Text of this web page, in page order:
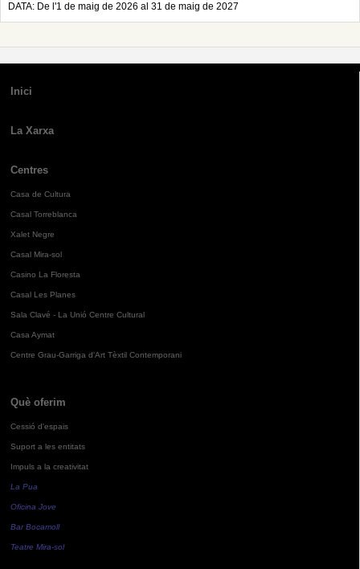
DATA: De l'1 de maig de 2026 al 31 de maig de 2027
Inici
La Xarxa
Centres
Casa de Cultura
Casal Torreblanca
Xalet Negre
Casal Mira-sol
Casino La Floresta
Casal Les Planes
Sala Clavé - La Unió Centre Cultural
Casa Aymat
Centre Grau-Garriga d'Art Tèxtil Contemporani
Què oferim
Cessió d'espais
Suport a les entitats
Impuls a la creativitat
La Pua
Oficina Jove
Bar Bocamoll
Teatre Mira-sol